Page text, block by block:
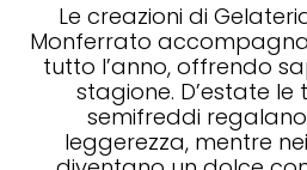
Le creazioni di
Monferrato
tutto l’anno, offrendo
stagione. D’estate
semifreddi
leggerezza, mentre